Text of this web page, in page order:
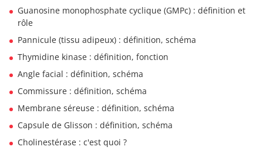
Guanosine monophosphate cyclique (GMPc) : définition et
rôle
Pannicule (tissu adipeux) : définition, schéma
Thymidine kinase : définition, fonction
Angle facial : définition, schéma
Commissure : définition, schéma
Membrane séreuse : définition, schéma
Capsule de Glisson : définition, schéma
Cholinestérase : c'est quoi ?